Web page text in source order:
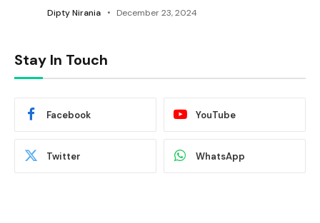
Dipty Nirania December 23, 2024
Stay In Touch
Facebook YouTube
Twitter WhatsApp